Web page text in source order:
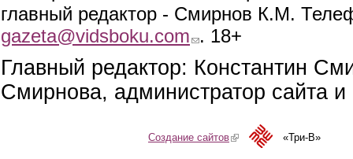
главный редактор - Смирнов К.М.
gazeta@vidsboku.com (link sends e-mail)
. 18+
Главный редактор: Константин
Смирнова, администратор сайта
Создание сайтов(link is external)«Три-В»